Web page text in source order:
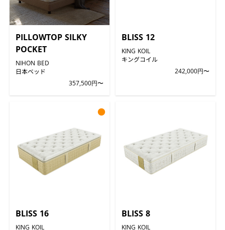
PILLOWTOP SILKY
POCKET
NIHON BED
日本ベッド
357,500円〜
BLISS 12
KING KOIL
キングコイル
242,000円〜
BLISS 16
KING KOIL
●
BLISS 8
KING KOIL